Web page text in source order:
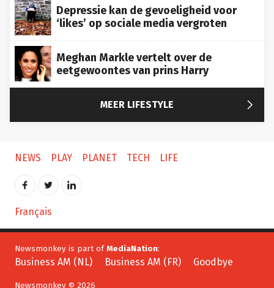
Depressie kan de gevoeligheid voor
‘likes’ op sociale media vergroten
Meghan Markle vertelt over de
eetgewoontes van prins Harry
MEER LIFESTYLE 
NEWS PLAY PLANET TECH LIFE
Français
Newsmonkey is part ofMediaNation:
Business AM (NL) Business AM (FR) Goodbye
Newsmonkey © 2026